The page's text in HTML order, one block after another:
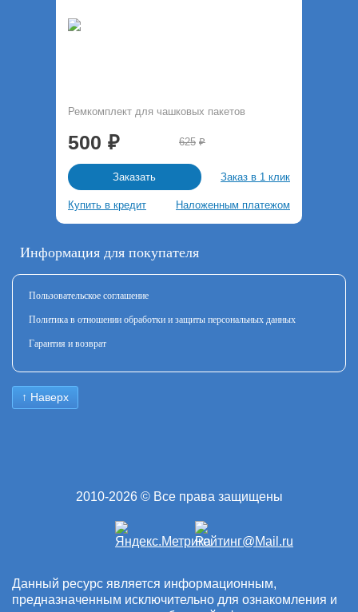
Информация для покупателя
Пользовательское соглашение
Политика в отношении обработки и защиты персональных данных
Гарантия и возврат
↑ Наверх
Ремкомплект для чашковых пакетов
500 625
Заказать Заказ в 1 клик
Купить в кредит Наложенным платежом
2010-2026 © Все права защищены
Данный ресурс является информационным,
предназначенным исключительно для ознакомления и